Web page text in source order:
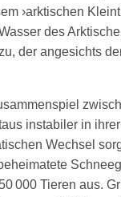
›arktischen
des
der angesichts
instabiler in
Wechsel
000 Tieren aus.